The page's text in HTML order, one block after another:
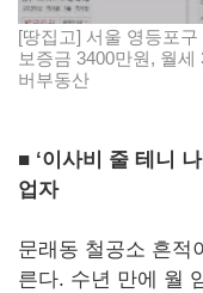
[땅집고] 서울 영등포
보증금 3400만원, 월
버부동산
■ ‘이사비 줄 테니
업자
문래동 철공소 흔적
른다. 수년 만에 월